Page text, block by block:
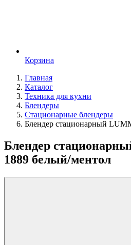
Корзина
Главная
Каталог
Техника для кухни
Блендеры
Стационарные блендеры
Блендер стационарный
Блендер
1889 белый/ментол